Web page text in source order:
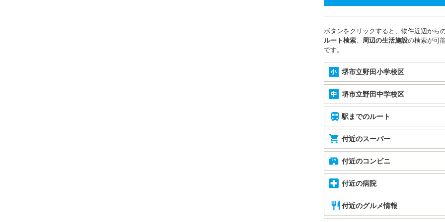
ボタンをクリックすると、物件近辺から
ルート検索、 周辺の生活施設の検索が可
です。
堺市立野田小学校区
堺市立野田中学校区
駅までのルート
付近のスーパー
付近のコンビニ
付近の病院
付近のグルメ情報